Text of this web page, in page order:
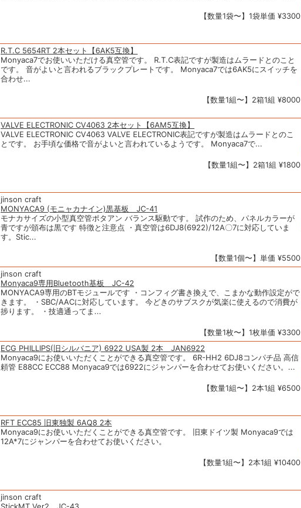
【数量1袋〜】1袋単価 ¥3300
R.T.C 5654RT 2本セット【6AK5互換】
Monyaca7でお使いいただける真空管です。 R.T.C表記ですが製造はムラードとのこと
です。 音がよいと言われるブラックプレートです。 Monyaca7では6AK5にスイッチを
合わせ...
【数量1組〜】2箱1組 ¥8000
VALVE ELECTRONIC CV4063 2本セット【6AM5互換】
VALVE ELECTRONIC CV4063 VALVE ELECTRONIC表記ですが製造はムラードとのこ
とです。 お手頃な価格で音がよいと言われているようです。 Monyaca7で...
【数量1組〜】2箱1組 ¥1800
jinson craft
MONYACA9 (モニャカナイン)黒基板 JC-41
モナカサイズの小型真空管ポタアン バランス駆動です。 試作のため、パネルカラーが
青ですが頒布は黒です 特徴と注意点 ・真空管は6DJ8(6922)/12A〇7に対応していま
す。Stic...
【数量1個〜】単価 ¥5500
jinson craft
Monyaca9専用Bluetooth基板 JC-42
MONYACA9専用のBTモジュールです ・コンフィグ書き換えで、こまかな動作設定がで
きます。 ・SBC/AACに対応しています。 今どきのサブスクが気楽に使えるので消費が
捗ります。 ・技適通ってま...
【数量1枚〜】1枚単価 ¥3300
ECG PHILLIPS(旧シルバニア) 6922 USA製 2本 JAN6922
Monyaca9にお使いいただくことができる真空管です。 6R-HH2 6DJ8コンパチ品 高信
頼管 E88CC ECC88 Monyaca9では6922にジャンパーを合わせてお使いください。...
【数量1組〜】2本1組 ¥6500
RFT ECC85 旧東独製 6AQ8 2本
Monyaca9にお使いいただくことができる真空管です。 旧東ドイツ製 Monyaca9では
12A*7にジャンパーを合わせてお使いください。
【数量1組〜】2本1組 ¥10400
jinson craft